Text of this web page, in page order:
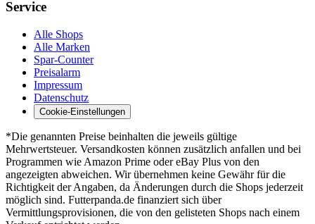
Service
Alle Shops
Alle Marken
Spar-Counter
Preisalarm
Impressum
Datenschutz
Cookie-Einstellungen
*Die genannten Preise beinhalten die jeweils gültige
Mehrwertsteuer. Versandkosten können zusätzlich anfallen und bei
Programmen wie Amazon Prime oder eBay Plus von den
angezeigten abweichen. Wir übernehmen keine Gewähr für die
Richtigkeit der Angaben, da Änderungen durch die Shops jederzeit
möglich sind. Futterpanda.de finanziert sich über
Vermittlungsprovisionen, die von den gelisteten Shops nach einem